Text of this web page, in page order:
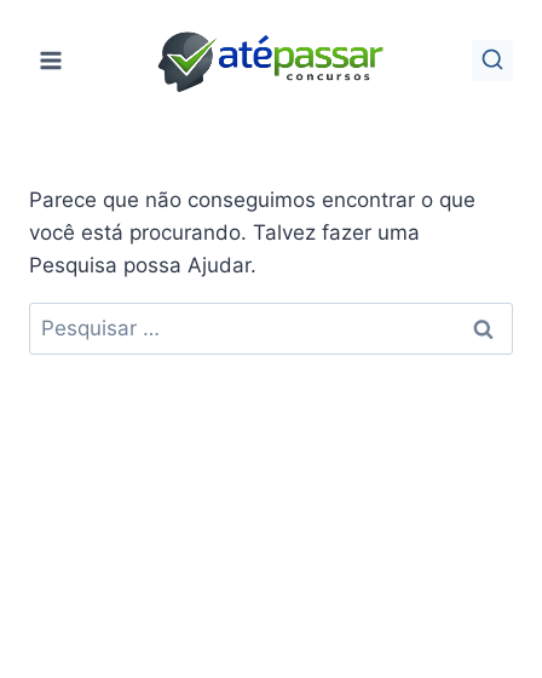
para
Parece que não conseguimos encontrar o que
você está procurando. Talvez fazer uma
Pesquisa possa Ajudar.
Pesquisar
por: